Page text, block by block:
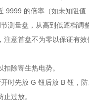
的倍率（如未知阻值
测量盘，从高到低逐档调
意首盘不为零以保证有效
除寄生热电势。
时先放 G 钮后放 B 钮，防
过放。